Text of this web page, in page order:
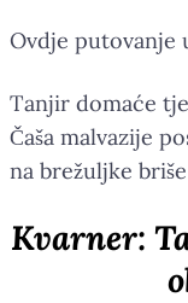
Ovdje putovanje
Tanjir domaće
Čaša malvazije
na brežuljke
Kvarner: